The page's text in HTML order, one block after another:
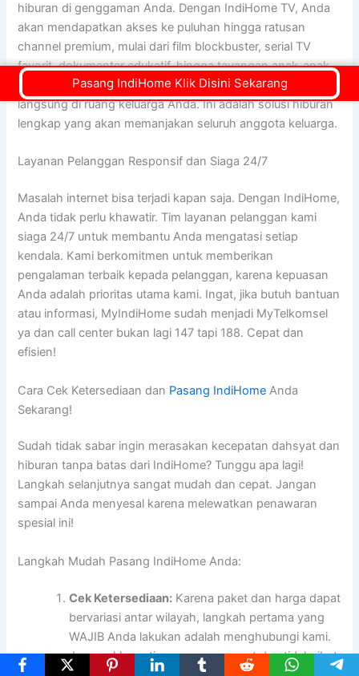
hiburan di genggaman Anda. Dengan IndiHome TV, Anda
akan mendapatkan akses ke puluhan hingga ratusan
channel premium, mulai dari film blockbuster, serial TV
favorit, dokumenter edukatif, hingga tayangan anak-anak.
Nikmati kualitas gambar jernih dan suara menggelegar
langsung di ruang keluarga Anda. Ini adalah solusi hiburan
lengkap yang akan memanjakan seluruh anggota keluarga.
Layanan Pelanggan Responsif dan Siaga 24/7
Masalah internet bisa terjadi kapan saja. Dengan IndiHome,
Anda tidak perlu khawatir. Tim layanan pelanggan kami
siaga 24/7 untuk membantu Anda mengatasi setiap
kendala. Kami berkomitmen untuk memberikan
pengalaman terbaik kepada pelanggan, karena kepuasan
Anda adalah prioritas utama kami. Ingat, jika butuh bantuan
atau informasi, MyIndiHome sudah menjadi MyTelkomsel
ya dan call center bukan lagi 147 tapi 188. Cepat dan
efisien!
Cara Cek Ketersediaan dan Pasang IndiHome Anda
Sekarang!
Sudah tidak sabar ingin merasakan kecepatan dahsyat dan
hiburan tanpa batas dari IndiHome? Tunggu apa lagi!
Langkah selanjutnya sangat mudah dan cepat. Jangan
sampai Anda menyesal karena melewatkan penawaran
spesial ini!
Langkah Mudah Pasang IndiHome Anda:
Cek Ketersediaan: Karena paket dan harga dapat
bervariasi antar wilayah, langkah pertama yang
WAJIB Anda lakukan adalah menghubungi kami.
Jangan khawatir, prosesnya cepat dan tidak ribet.
Pasang IndiHome Klik Disini Sekarang